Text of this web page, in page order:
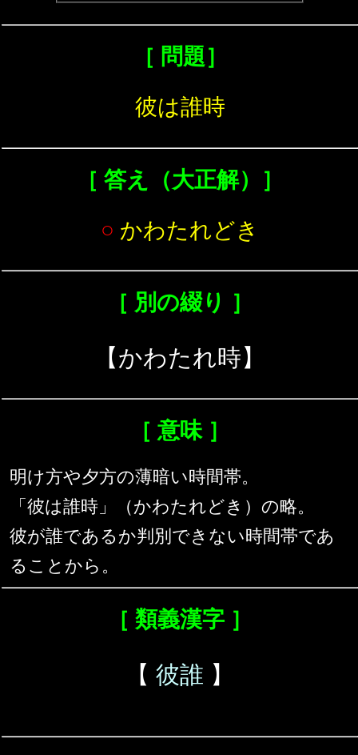
［ 問題］
彼は誰時
［ 答え（大正解）］
○ かわたれどき
［ 別の綴り ］
【かわたれ時】
［ 意味 ］
明け方や夕方の薄暗い時間帯。
「彼は誰時」（かわたれどき）の略。
彼が誰であるか判別できない時間帯であ
ることから。
［ 類義漢字 ］
【 彼誰 】